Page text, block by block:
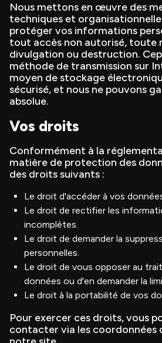
Nous mettons en œuvre des
techniques et
protéger vos informations
tout accès non autorisé, toute
divulgation ou destruction.
méthode de transmission sur
moyen de stockage
sécurisé, et nous ne pouvons
absolue.
Vos droits
Conformément à la
matière de protection des
des droits suivants :
Le droit d'accéder à vos
Le droit de rectifier les
incomplètes.
Le droit de demander la
personnelles.
Le droit de vous opposer au
données ou d'en demander la
Le droit à la portabilité de vos
Pour exercer ces droits, vous
contacter via les coordonnées